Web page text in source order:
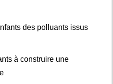
des polluants issus
à construire une